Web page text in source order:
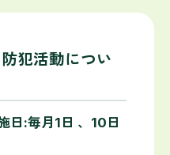
犯活動につい
日:毎月1日 、10日